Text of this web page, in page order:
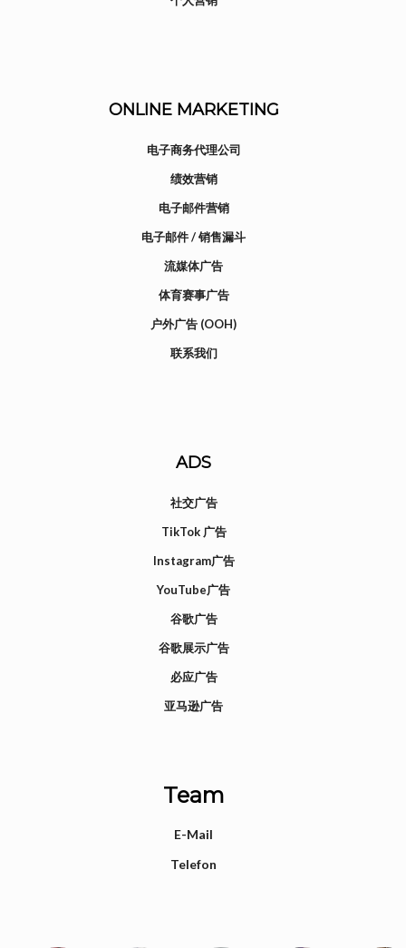
ONLINE MARKETING
电子商务代理公司
绩效营销
电子邮件营销
电子邮件 / 销售漏斗
流媒体广告
体育赛事广告
户外广告 (OOH)
联系我们
ADS
社交广告
TikTok 广告
Instagram广告
YouTube广告
谷歌广告
谷歌展示广告
必应广告
亚马逊广告
Team
E-Mail
Telefon